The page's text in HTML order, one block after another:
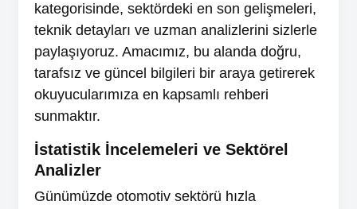
kategorisinde, sektördeki en son gelişmeleri,
teknik detayları ve uzman analizlerini sizlerle
paylaşıyoruz. Amacımız, bu alanda doğru,
tarafsız ve güncel bilgileri bir araya getirerek
okuyucularımıza en kapsamlı rehberi
sunmaktır.
İstatistik İncelemeleri ve Sektörel
Analizler
Günümüzde otomotiv sektörü hızla